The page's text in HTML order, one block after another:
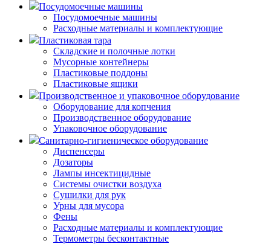
Посудомоечные машины
Посудомоечные машины
Расходные материалы и комплектующие
Пластиковая тара
Складские и полочные лотки
Мусорные контейнеры
Пластиковые поддоны
Пластиковые ящики
Производственное и упаковочное оборудование
Оборудование для копчения
Производственное оборудование
Упаковочное оборудование
Санитарно-гигиеническое оборудование
Диспенсеры
Дозаторы
Лампы инсектицидные
Системы очистки воздуха
Сушилки для рук
Урны для мусора
Фены
Расходные материалы и комплектующие
Термометры бесконтактные